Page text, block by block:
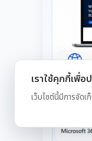
เราใช้คุกกี้เพื่
เว็บไซต์นี้มีการจัด